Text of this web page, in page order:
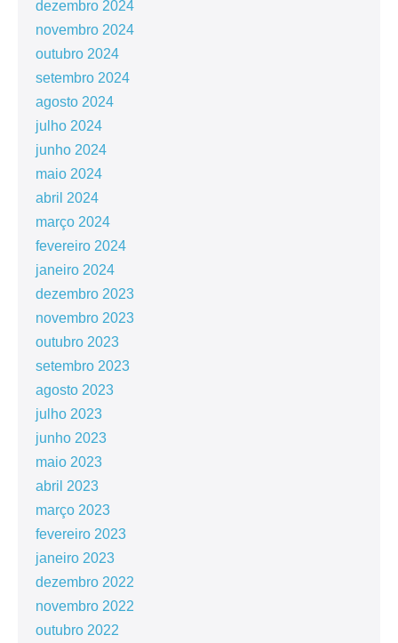
dezembro 2024
novembro 2024
outubro 2024
setembro 2024
agosto 2024
julho 2024
junho 2024
maio 2024
abril 2024
março 2024
fevereiro 2024
janeiro 2024
dezembro 2023
novembro 2023
outubro 2023
setembro 2023
agosto 2023
julho 2023
junho 2023
maio 2023
abril 2023
março 2023
fevereiro 2023
janeiro 2023
dezembro 2022
novembro 2022
outubro 2022